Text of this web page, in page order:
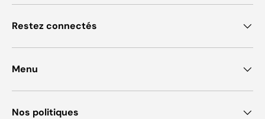
Restez connectés
Menu
Nos politiques